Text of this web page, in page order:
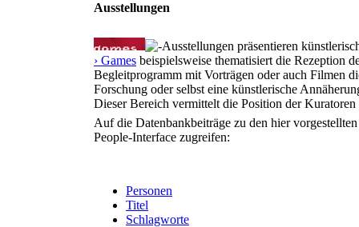
Ausstellungen
Ausstellungen präsentieren
› Games beispielsweise thematisiert die Rezeption
Begleitprogramm mit Vorträgen oder auch Filmen
Forschung oder selbst eine künstlerische
Dieser Bereich vermittelt die Position der
Auf die Datenbankbeiträge zu den hier
People-Interface zugreifen:
Personen
Titel
Schlagworte